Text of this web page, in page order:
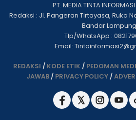
PT. MEDIA TINTA
Redaksi : Jl. Pangeran Tirtayasa, Ruko
Bandar Lampung
Tlp/WhatsApp :
Email:
REDAKSI / KODE ETIK / PEDOMAN
JAWAB/ PRIVACY POLICY/